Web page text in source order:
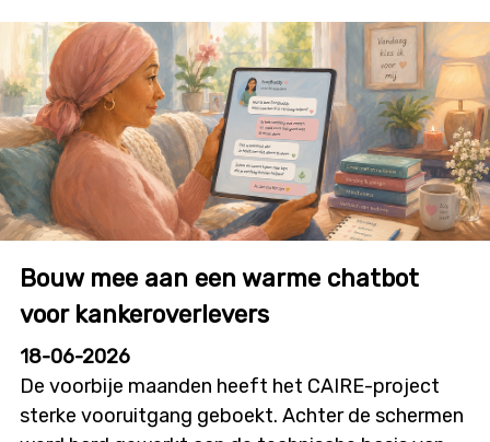
kunnen onderzoekers en innovatoren financiële
ondersteuning aanvragen voor
burgerparticipatie- en outreachactiviteiten die
bijdragen aan meer dialoog, betrokkenheid en
technologieacceptatie. Deze nieuwe oproep zal
initiatieven stimuleren waarin burgers niet alleen
geïnformeerd worden, maar ook daadwerkelijk
mee vorm geven aan onderzoek, ontwikkeling en
dinsdag 7 juli, in deze infosessie overlopen we alle
details en krijg je de kans om je vragen te stellen.
Tijdstip: 12u00 tot 12u45 Locatie: online
Bouw mee aan een warme chatbot
voor kankeroverlevers
18-06-2026
De voorbije maanden heeft het CAIRE-project
sterke vooruitgang geboekt. Achter de schermen